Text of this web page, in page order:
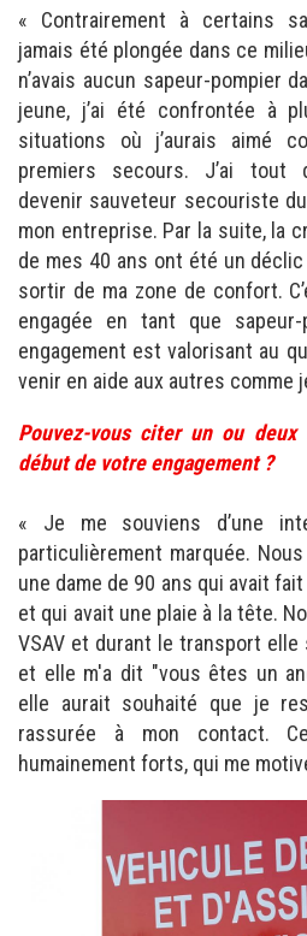
« Contrairement à certains
jamais été plongée dans ce
n’avais aucun sapeur-pompier
jeune, j’ai été confrontée à
situations où j’aurais aimé
premiers secours. J’ai tout
devenir sauveteur secouriste
mon entreprise. Par la suite, la
de mes 40 ans ont été un
sortir de ma zone de confort.
engagée en tant que sapeur-
engagement est valorisant au
venir en aide aux autres comme
Pouvez-vous citer un ou
début de votre engagement ?
« Je me souviens d’une
particulièrement marquée.
une dame de 90 ans qui avait
et qui avait une plaie à la tête.
VSAV et durant le transport
et elle m'a dit "vous êtes un
elle aurait souhaité que je
rassurée à mon contact.
humainement forts, qui me